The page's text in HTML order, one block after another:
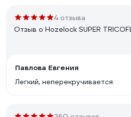
4 отзыва
Отзыв о Hozelock SUPER
Павлова Евгения
Легкий, неперекручивается